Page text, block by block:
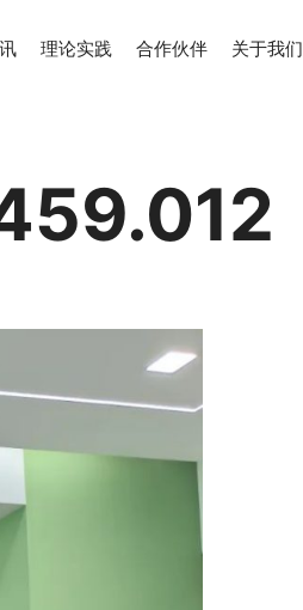
理论实践 合作伙伴 关于我们